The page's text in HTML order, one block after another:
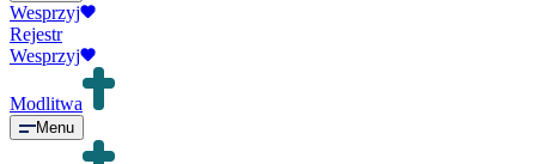
Wesprzyj
Rejestr
Wesprzyj
Modlitwa
Menu